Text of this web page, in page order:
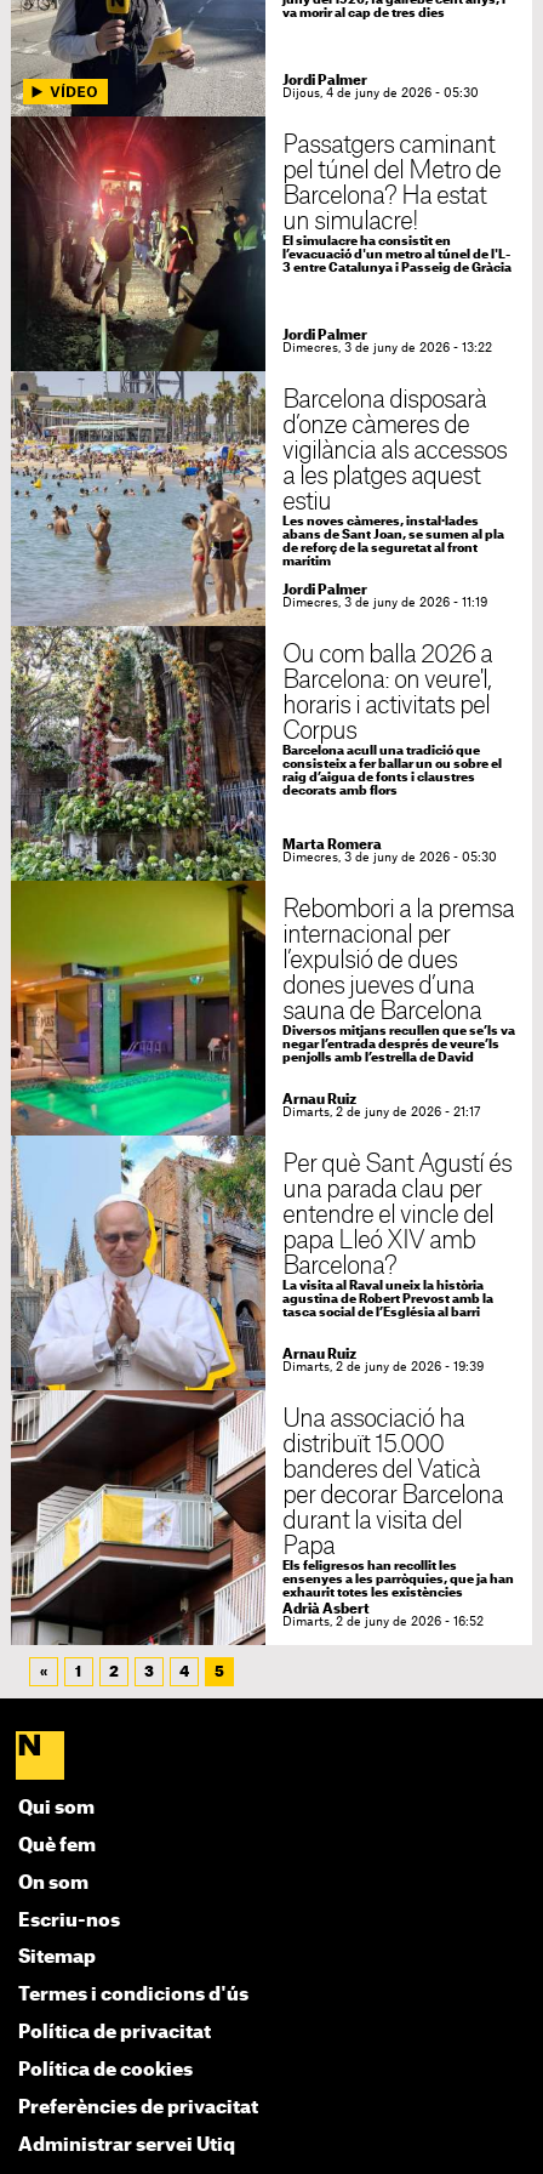
va morir al cap de tres dies
Jordi Palmer
Dijous, 4 de juny de 2026 - 05:30
Passatgers caminant
pel túnel del Metro de
Barcelona? Ha estat
un simulacre!
El simulacre ha consistit en
l’evacuació d'un metro al túnel de l'L-
3 entre Catalunya i Passeig de Gràcia
Jordi Palmer
Dimecres, 3 de juny de 2026 - 13:22
Barcelona disposarà
d’onze càmeres de
vigilància als accessos
a les platges aquest
estiu
Les noves càmeres, instal·lades
abans de Sant Joan, se sumen al pla
de reforç de la seguretat al front
marítim
Jordi Palmer
Dimecres, 3 de juny de 2026 - 11:19
Ou com balla 2026 a
Barcelona: on veure'l,
horaris i activitats pel
Corpus
Barcelona acull una tradició que
consisteix a fer ballar un ou sobre el
raig d’aigua de fonts i claustres
decorats amb flors
Marta Romera
Dimecres, 3 de juny de 2026 - 05:30
Rebombori a la premsa
internacional per
l’expulsió de dues
dones jueves d’una
sauna de Barcelona
Diversos mitjans recullen que se’ls va
negar l’entrada després de veure’ls
penjolls amb l’estrella de David
Arnau Ruiz
Dimarts, 2 de juny de 2026 - 21:17
Per què Sant Agustí és
una parada clau per
entendre el vincle del
papa Lleó XIV amb
Barcelona?
La visita al Raval uneix la història
agustina de Robert Prevost amb la
tasca social de l’Església al barri
Arnau Ruiz
Dimarts, 2 de juny de 2026 - 19:39
Una associació ha
distribuït 15.000
banderes del Vaticà
per decorar Barcelona
durant la visita del
Papa
Els feligresos han recollit les
ensenyes a les parròquies, que ja han
exhaurit totes les existències
Adrià Asbert
Dimarts, 2 de juny de 2026 - 16:52
« 1 2 3 4 5
Qui som
Què fem
On som
Escriu-nos
Sitemap
Termes i condicions d'ús
Política de privacitat
Política de cookies
Preferències de privacitat
Administrar servei Utiq